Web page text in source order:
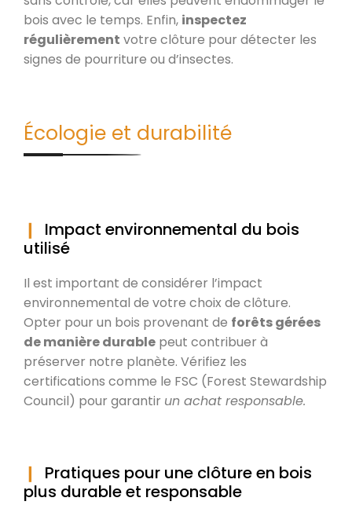
bois avec le temps. Enfin, inspectez
régulièrement votre clôture pour détecter les
signes de pourriture ou d’insectes.
Écologie et durabilité
Impact environnemental du bois
utilisé
Il est important de considérer l’impact
environnemental de votre choix de clôture.
Opter pour un bois provenant de forêts gérées
de manière durable peut contribuer à
préserver notre planète. Vérifiez les
certifications comme le FSC (Forest Stewardship
Council) pour garantir un achat responsable.
Pratiques pour une clôture en bois
plus durable et responsable